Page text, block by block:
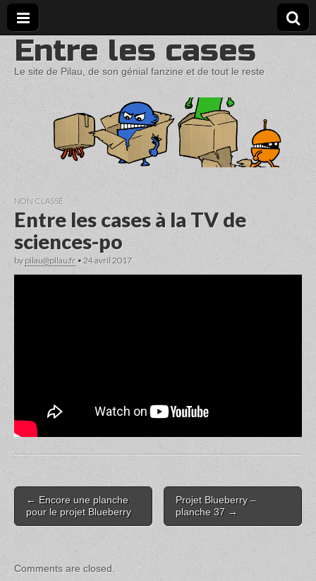
Entre les cases
Le site de Pilau, de son génial fanzine et de tout le reste
NON CLASSÉ
Entre les cases à la TV de
sciences-po
by pilau@pilau.fr • 24 avril 2017
Post
navigation
← Encore une planche
pour le projet Blueberry
Projet Blueberry –
planche 37 →
Comments are closed.